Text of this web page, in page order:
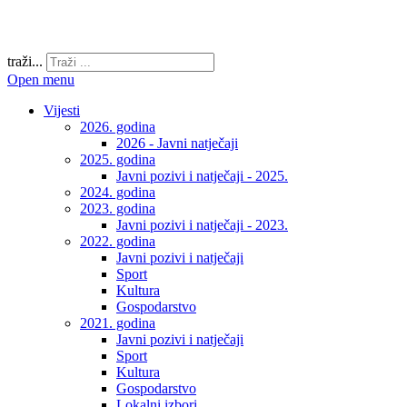
traži...
Open menu
Vijesti
2026. godina
2026 - Javni natječaji
2025. godina
Javni pozivi i natječaji - 2025.
2024. godina
2023. godina
Javni pozivi i natječaji - 2023.
2022. godina
Javni pozivi i natječaji
Sport
Kultura
Gospodarstvo
2021. godina
Javni pozivi i natječaji
Sport
Kultura
Gospodarstvo